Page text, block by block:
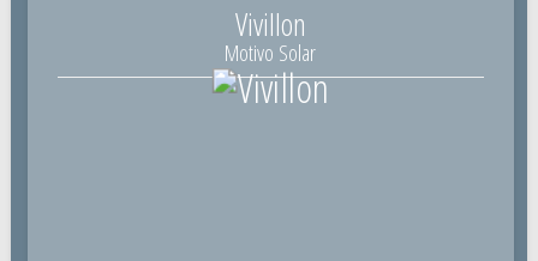
Vivillon
Motivo Solar